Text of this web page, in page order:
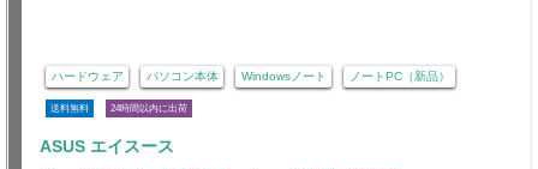
ハードウェア パソコン本体 Windowsノート ノートPC（新品）
送料無料 24時間以内に出荷
ASUS エイスース